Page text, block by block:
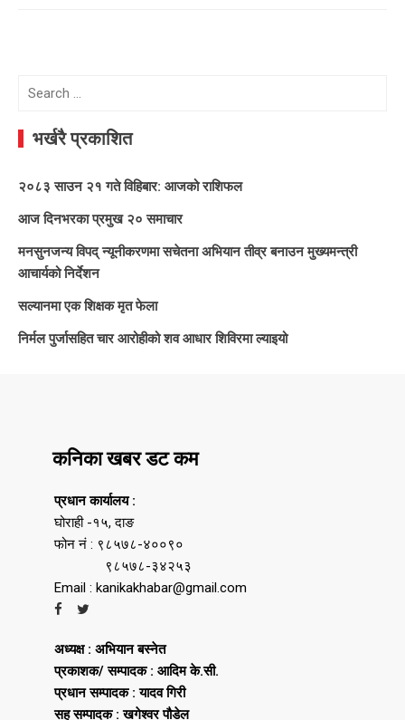
Search
भर्खरै प्रकाशित
२०८३ साउन २१ गते विहिबार: आजको राशिफल
आज दिनभरका प्रमुख २० समाचार
मनसुनजन्य विपद् न्यूनीकरणमा सचेतना अभियान तीव्र बनाउन मुख्यमन्त्री
आचार्यको निर्देशन
सल्यानमा एक शिक्षक मृत फेला
निर्मल पुर्जासहित चार आरोहीको शव आधार शिविरमा ल्याइयो
कनिका खबर डट कम
प्रधान कार्यालय :
घोराही -१५, दाङ
फोन नं : ९८५७८-४००९०
९८५७८-३४२५३
Email : kanikakhabar@gmail.com
अध्यक्ष : अभियान बस्नेत
प्रकाशक/ सम्पादक : आदिम के.सी.
प्रधान सम्पादक : यादव गिरी
सह सम्पादक : खगेश्वर पौडेल